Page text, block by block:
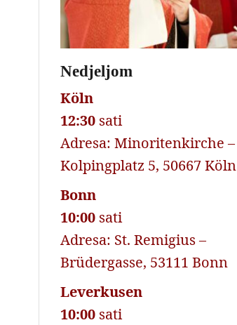
Nedjeljom
Köln
12:30 sati
Adresa: Minoritenkirche –
Kolpingplatz 5, 50667 Köln
Bonn
10:00 sati
Adresa: St. Remigius –
Brüdergasse, 53111 Bonn
Leverkusen
10:00 sati